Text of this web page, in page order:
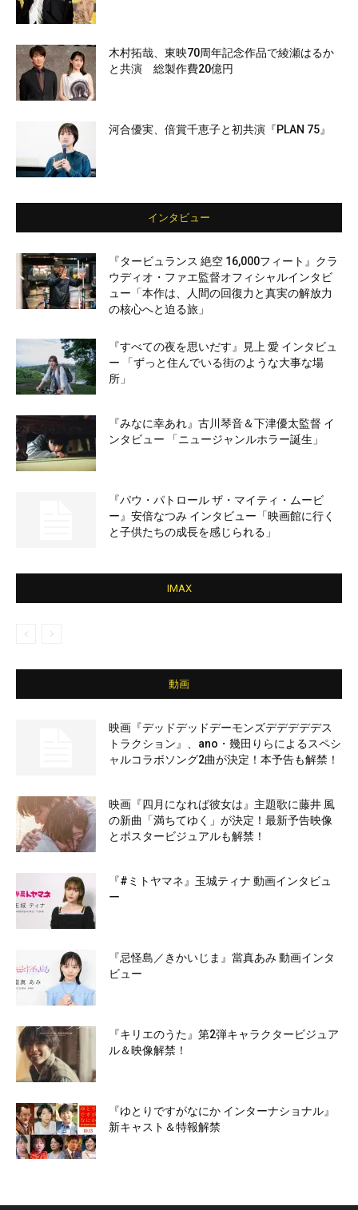
木村拓哉、東映70周年記念作品で綾瀬はるか
と共演 総製作費20億円
河合優実、倍賞千恵子と初共演『PLAN 75』
インタビュー
『タービュランス 絶空 16,000フィート』クラ
ウディオ・ファエ監督オフィシャルインタビ
ュー「本作は、人間の回復力と真実の解放力
の核心へと迫る旅」
『すべての夜を思いだす』見上 愛 インタビュ
ー 「ずっと住んでいる街のような大事な場
所」
『みなに幸あれ』古川琴音＆下津優太監督 イ
ンタビュー 「ニュージャンルホラー誕生」
『パウ・パトロール ザ・マイティ・ムービ
ー』安倍なつみ インタビュー「映画館に行く
と子供たちの成長を感じられる」
IMAX
動画
映画『デッドデッドデーモンズデデデデデス
トラクション』、ano・幾田りらによるスペシ
ャルコラボソング2曲が決定！本予告も解禁！
映画『四月になれば彼女は』主題歌に藤井 風
の新曲「満ちてゆく」が決定！最新予告映像
とポスタービジュアルも解禁！
『#ミトヤマネ』玉城ティナ 動画インタビュ
ー
『忌怪島／きかいじま』當真あみ 動画インタ
ビュー
『キリエのうた』第2弾キャラクタービジュア
ル＆映像解禁！
『ゆとりですがなにか インターナショナル』
新キャスト＆特報解禁